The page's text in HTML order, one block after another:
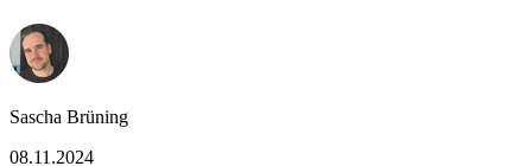
Sascha Brüning
08.11.2024